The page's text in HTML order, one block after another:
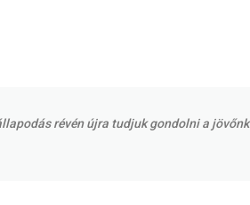
révén újra tudjuk gondolni a jövőnk